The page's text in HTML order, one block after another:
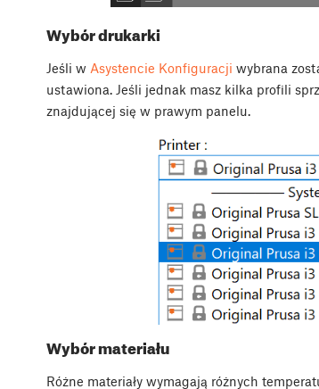
Wybór drukarki
Jeśli w Asystencie Konfiguracji wybrana
ustawiona. Jeśli jednak masz kilka profili
znajdującej się w prawym panelu.
Wybór materiału
Różne materiały wymagają różnych